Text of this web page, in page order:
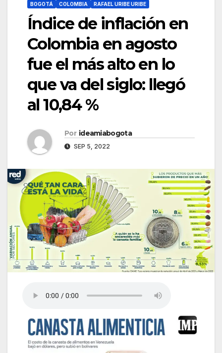
BOGOTÁ COLOMBIA RAFAEL URIBE URIBE
Índice de inflación en
Colombia en agosto
fue el más alto en lo
que va del siglo: llegó
al 10,84 %
Por ideamiabogota
SEP 5, 2022